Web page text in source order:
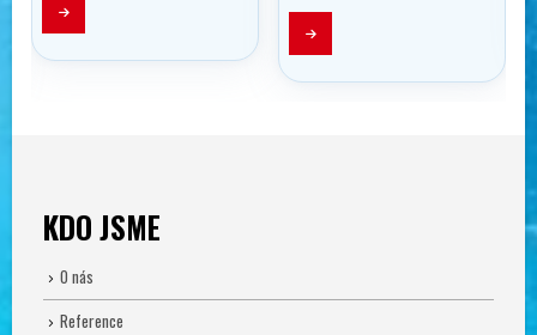
KDO JSME
O nás
Reference